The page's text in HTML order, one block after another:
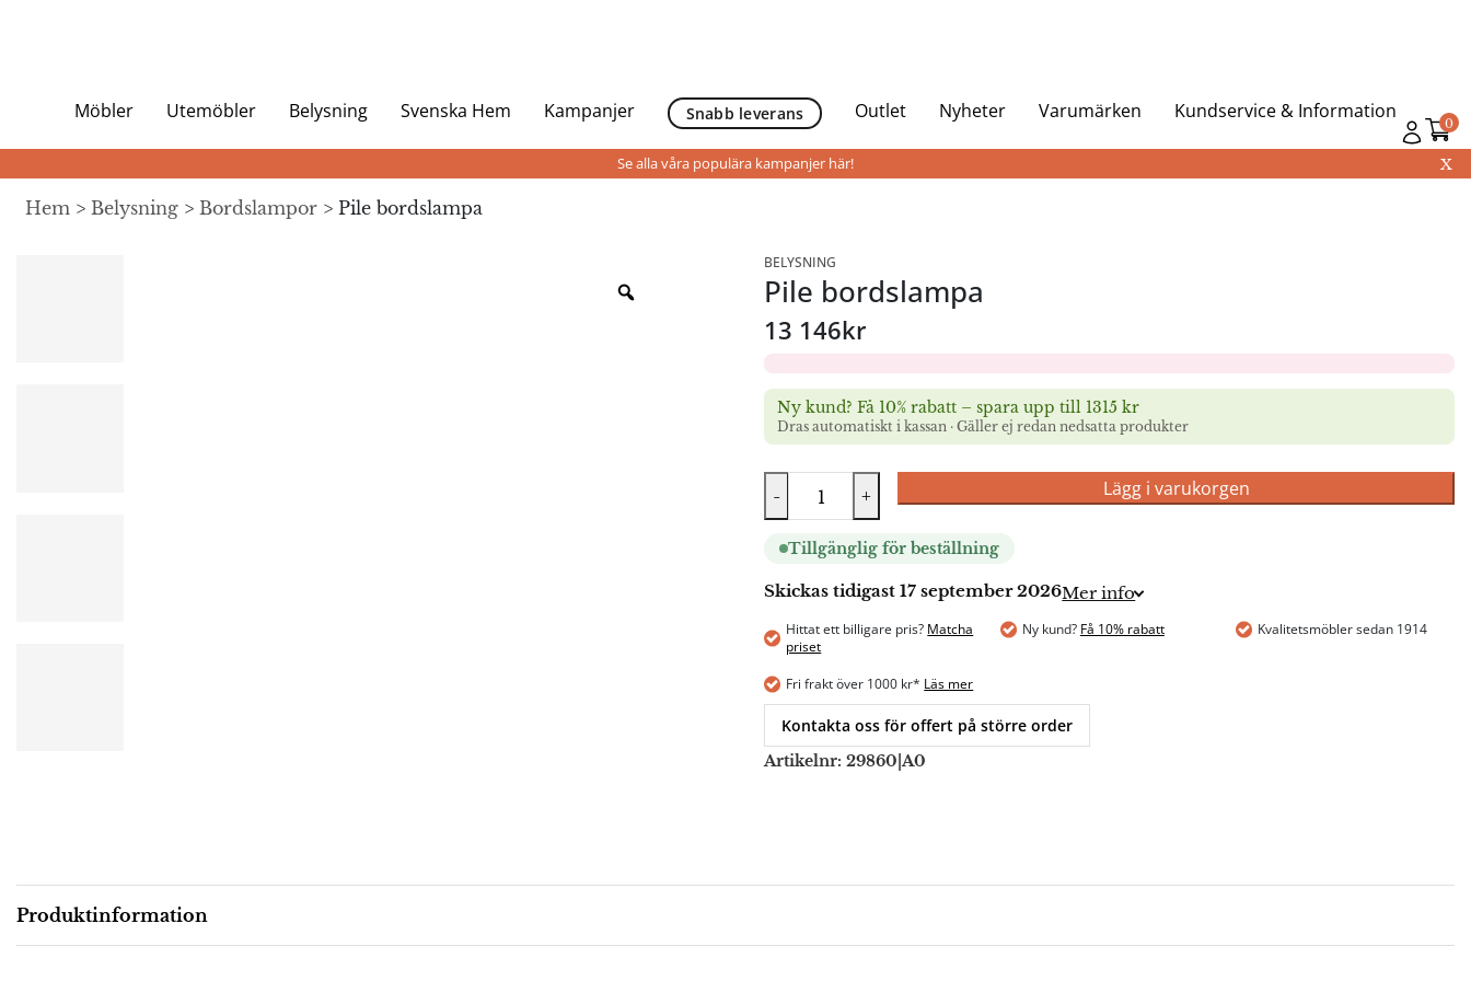
0
Möbler Utemöbler Belysning Svenska Hem Kampanjer Snabb leverans Outlet Nyheter Varumärken Kundservice & Information
Se alla våra populära kampanjer här! X
Hem > Belysning > Bordslampor > Pile bordslampa
BELYSNING
Pile bordslampa
13 146kr
Ny kund? Få 10% rabatt – spara upp till 1315 kr
Dras automatiskt i kassan · Gäller ej redan nedsatta produkter
- + Lägg i varukorgen
Tillgänglig för beställning
Skickas tidigast 17 september 2026Mer info
Hittat ett billigare pris? Matcha
priset
Ny kund? Få 10% rabatt Kvalitetsmöbler sedan 1914
Fri frakt över 1000 kr* Läs mer
Kontakta oss för offert på större order
Artikelnr:29860|A0
Produktinformation